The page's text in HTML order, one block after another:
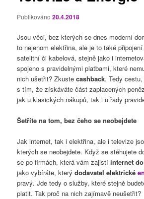
Publikováno20.4.2018
Jsou věci, bez kterých se dnes moderní
to nejenom elektřina, ale je to také
satelitní či kabelová, stejně jako i
spojeno s pravidelnými platbami, které
nich ušetřit? Zkustecashback. Tedy
s tím, že získáváte část zaplacených
jak u klasických nákupů, tak i u řady
Šetříte na tom, bez čeho se neobejdete
Jak internet, tak i elektřina, ale i televize
kterých se neobejdete. Když se stěhujete
se po firmách, která vám zajistíinternet
jako vybíráte, kterýdodavatel elektrické
pravý. Jde tedy o služby, které stejně
platit. Tak proč na nich zajímavě neušetřit?